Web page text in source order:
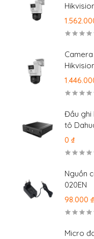
Đầu ghi
tô
0 ₫
Nguồn
020EN
98.000 ₫
Micro